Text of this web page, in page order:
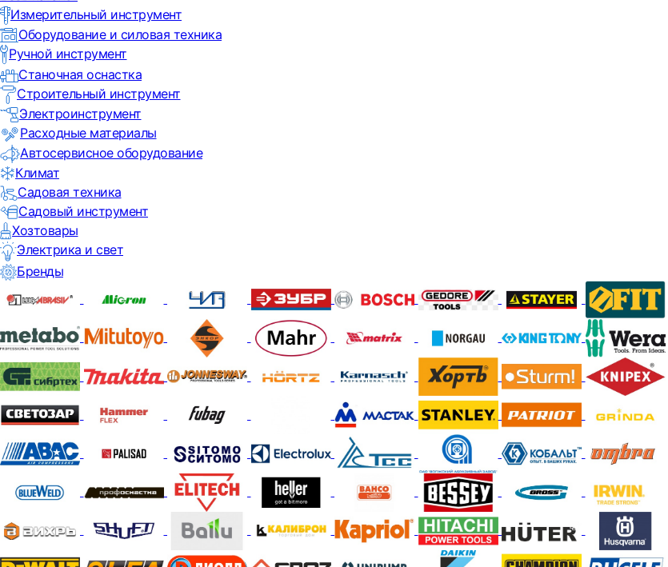
Измерительный инструмент
Оборудование и силовая техника
Ручной инструмент
Станочная оснастка
Строительный инструмент
Электроинструмент
Расходные материалы
Автосервисное оборудование
Климат
Садовая техника
Садовый инструмент
Хозтовары
Электрика и свет
Бренды